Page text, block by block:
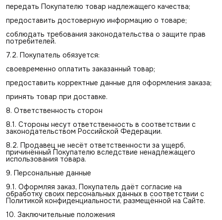
передать Покупателю товар надлежащего качества;
предоставить достоверную информацию о товаре;
соблюдать требования законодательства о защите прав
потребителей.
7.2. Покупатель обязуется:
своевременно оплатить заказанный товар;
предоставить корректные данные для оформления заказа;
принять товар при доставке.
8. Ответственность сторон
8.1. Стороны несут ответственность в соответствии с
законодательством Российской Федерации.
8.2. Продавец не несёт ответственности за ущерб,
причинённый Покупателю вследствие ненадлежащего
использования товара.
9. Персональные данные
9.1. Оформляя заказ, Покупатель даёт согласие на
обработку своих персональных данных в соответствии с
Политикой конфиденциальности, размещённой на Сайте.
10. Заключительные положения